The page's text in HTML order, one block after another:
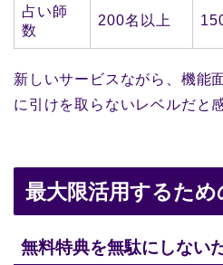
占い師
数
200名以上
新しいサービスながら、機能
に引けを取らないレベルだと
最大限活用するため
無料特典を無駄にしない